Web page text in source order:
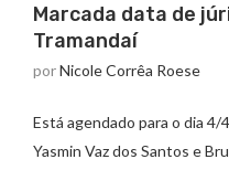
Marcada data de
Tramandaí
porNicole Corrêa Roese
Está agendado para o dia 4/
Yasmin Vaz dos Santos e